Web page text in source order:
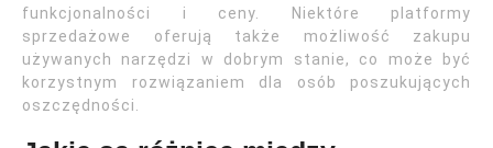
funkcjonalności i ceny. Niektóre platformy
sprzedażowe oferują także możliwość zakupu
używanych narzędzi w dobrym stanie, co może być
korzystnym rozwiązaniem dla osób poszukujących
oszczędności.